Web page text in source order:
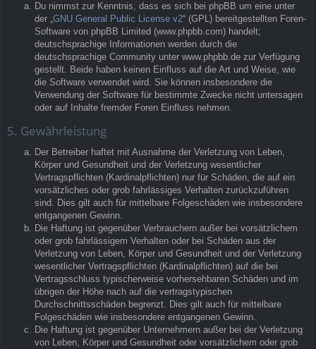
Du nimmst zur Kenntnis, dass es sich bei phpBB um eine unter
der „GNU General Public License v2“ (GPL) bereitgestellten Foren-
Software von phpBB Limited (www.phpbb.com) handelt;
deutschsprachige Informationen werden durch die
deutschsprachige Community unter www.phpbb.de zur Verfügung
gestellt. Beide haben keinen Einfluss auf die Art und Weise, wie
die Software verwendet wird. Sie können insbesondere die
Verwendung der Software für bestimmte Zwecke nicht untersagen
oder auf Inhalte fremder Foren Einfluss nehmen.
5. Gewährleistung
Der Betreiber haftet mit Ausnahme der Verletzung von Leben,
Körper und Gesundheit und der Verletzung wesentlicher
Vertragspflichten (Kardinalpflichten) nur für Schäden, die auf ein
vorsätzliches oder grob fahrlässiges Verhalten zurückzuführen
sind. Dies gilt auch für mittelbare Folgeschäden wie insbesondere
entgangenen Gewinn.
Die Haftung ist gegenüber Verbrauchern außer bei vorsätzlichem
oder grob fahrlässigem Verhalten oder bei Schäden aus der
Verletzung von Leben, Körper und Gesundheit und der Verletzung
wesentlicher Vertragspflichten (Kardinalpflichten) auf die bei
Vertragsschluss typischerweise vorhersehbaren Schäden und im
übrigen der Höhe nach auf die vertragstypischen
Durchschnittsschäden begrenzt. Dies gilt auch für mittelbare
Folgeschäden wie insbesondere entgangenen Gewinn.
Die Haftung ist gegenüber Unternehmern außer bei der Verletzung
von Leben, Körper und Gesundheit oder vorsätzlichem oder grob